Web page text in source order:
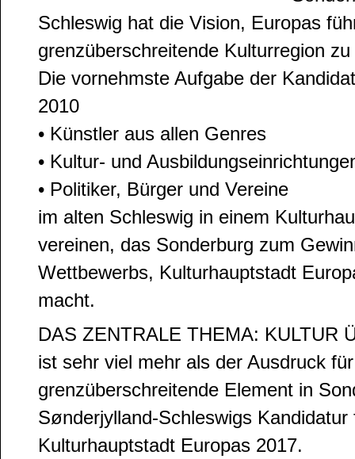
Schleswig hat die Vision, Europas
grenzüberschreitende Kulturregion
Die vornehmste Aufgabe der
2010
• Künstler aus allen Genres
• Kultur- und
• Politiker, Bürger und Vereine
im alten Schleswig in einem
vereinen, das Sonderburg zum
Wettbewerbs, Kulturhauptstadt
macht.
DAS ZENTRALE THEMA: KULTUR
ist sehr viel mehr als der Ausdruck
grenzüberschreitende Element in
Sønderjylland-Schleswigs
Kulturhauptstadt Europas 2017.